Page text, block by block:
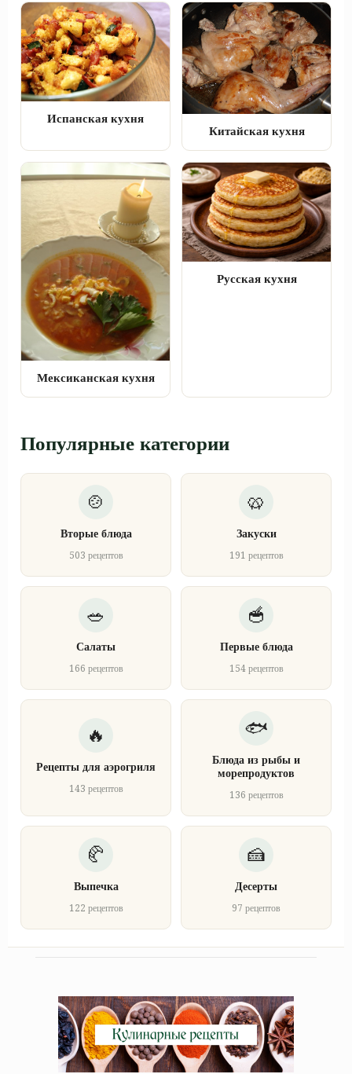
Испанская кухня
Китайская кухня
Мексиканская кухня
Русская кухня
Популярные категории
Вторые блюда
503 рецептов
Закуски
191 рецептов
Салаты
166 рецептов
Первые блюда
154 рецептов
Рецепты для аэрогриля
143 рецептов
Блюда из рыбы и
морепродуктов
136 рецептов
Выпечка
122 рецептов
Десерты
97 рецептов